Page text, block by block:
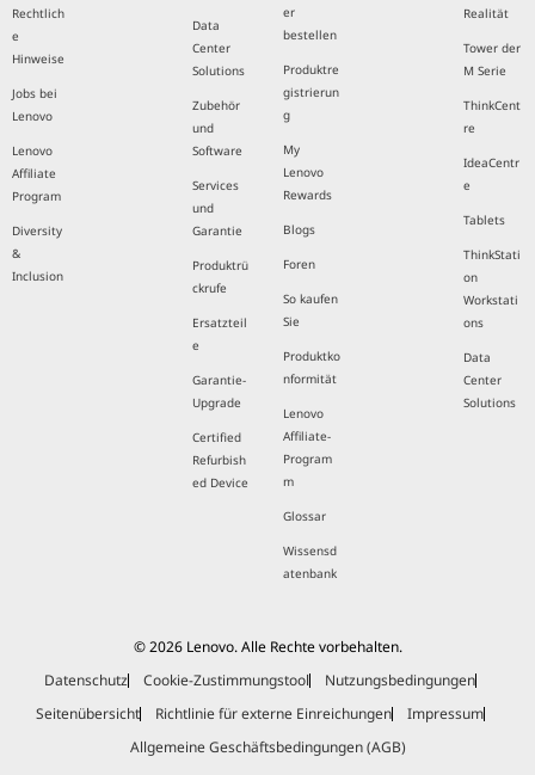
Rechtlich
e
Hinweise
Jobs bei
Lenovo
Lenovo
Affiliate
Program
Diversity
&
Inclusion
Data
Center
Solutions
Zubehör
und
Software
Services
und
Garantie
Produktrü
ckrufe
Ersatzteil
e
Garantie-
Upgrade
Certified
Refurbish
ed Device
er
bestellen
Produktre
gistrierun
g
My
Lenovo
Rewards
Blogs
Foren
So kaufen
Sie
Produktko
nformität
Lenovo
Affiliate-
Program
m
Glossar
Wissensd
atenbank
Realität
Tower der
M Serie
ThinkCent
re
IdeaCentr
e
Tablets
ThinkStati
on
Workstati
ons
Data
Center
Solutions
© 2026 Lenovo. Alle Rechte vorbehalten.
Datenschutz
Cookie-Zustimmungstool
Nutzungsbedingungen
Seitenübersicht
Richtlinie für externe Einreichungen
Impressum
Allgemeine Geschäftsbedingungen (AGB)